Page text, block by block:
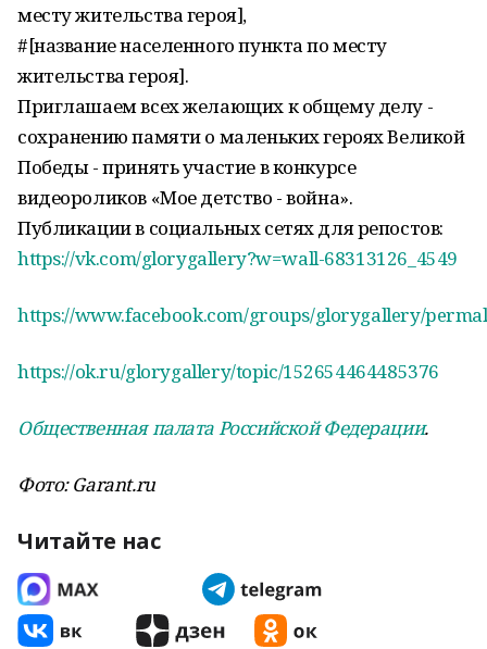
месту жительства героя],
#[название населенного пункта по месту
жительства героя].
Приглашаем всех желающих к общему делу -
сохранению памяти о маленьких героях Великой
Победы - принять участие в конкурсе
видеороликов «Мое детство - война».
Публикации в социальных сетях для репостов:
https://vk.com/glorygallery?w=wall-68313126_4549
https://www.facebook.com/groups/glorygallery/
https://ok.ru/glorygallery/topic/152654464485376
Общественная палата Российской Федерации.
Фото: Garant.ru
Читайте нас